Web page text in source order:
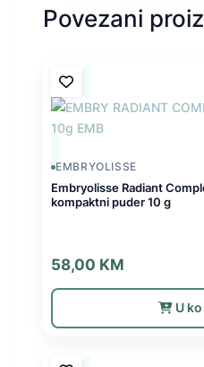
Povezani
EMBRYOLISSE
Embryolisse Radiant
kompaktni puder 10 g
58,00 KM
U